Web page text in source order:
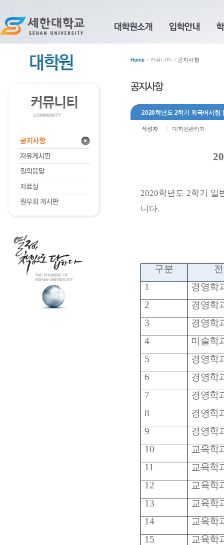
> 커뮤니티 > 공지사항
2020학년도 2학기 외국어시험
작성자 대학원관리자
2020학년도 2학기 일
니다.
구분
1
경영학
2
경영학
3
경영학
4
미술학
5
경영학
6
경영학
7
경영학
8
경영학
9
경영학
10
교육학
11
교육학
12
교육학
13
교육학
14
교육학
15
교육학